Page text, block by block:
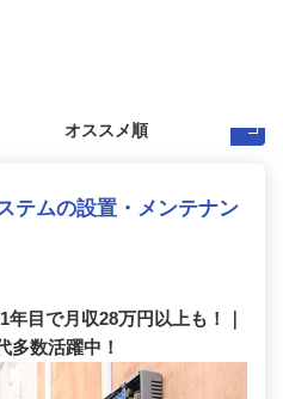
テムの設置・メンテナン
目で月収28万円以上も！｜
多数活躍中！